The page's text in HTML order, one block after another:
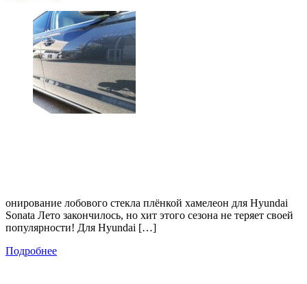
онирование лобового стекла плёнкой хамелеон для Hyundai
Sonata Лето закончилось, но хит этого сезона не теряет своей
популярности! Для Hyundai […]
Подробнее